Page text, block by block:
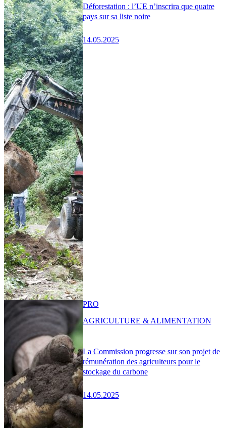
Déforestation : l’UE n’inscrira que quatre
pays sur sa liste noire
14.05.2025
La Commission progresse sur son projet de
rémunération des agriculteurs pour le
stockage du carbone
14.05.2025
PRO
AGRICULTURE & ALIMENTATION